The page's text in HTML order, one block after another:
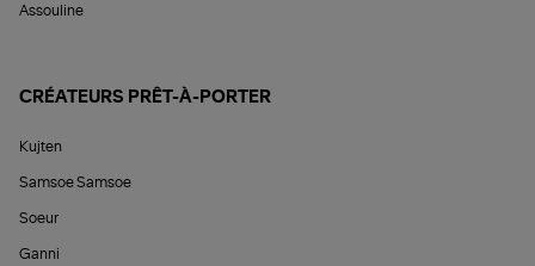
Assouline
CRÉATEURS PRÊT-À-PORTER
Kujten
Samsoe Samsoe
Soeur
Ganni